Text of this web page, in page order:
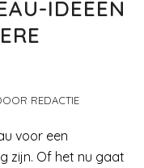
IDEEËN
REDACTIE
voor een
zijn. Of het nu gaat